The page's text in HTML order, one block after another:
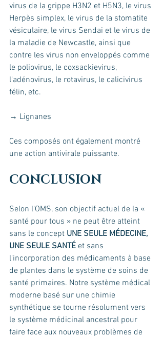
virus de la grippe H3N2 et H5N3, le virus
Herpès simplex, le virus de la stomatite
vésiculaire, le virus Sendai et le virus de
la maladie de Newcastle, ainsi que
contre les virus non enveloppés comme
le poliovirus, le coxsackievirus,
l'adénovirus, le rotavirus, le calicivirus
félin, etc.
→ Lignanes
Ces composés ont également montré
une action antivirale puissante.
CONCLUSION
Selon l'OMS, son objectif actuel de la «
santé pour tous » ne peut être atteint
sans le concept UNE SEULE MÉDECINE,
UNE SEULE SANTÉ et sans
l'incorporation des médicaments à base
de plantes dans le système de soins de
santé primaires. Notre système médical
moderne basé sur une chimie
synthétique se tourne résolument vers
le système médicinal ancestral pour
faire face aux nouveaux problèmes de